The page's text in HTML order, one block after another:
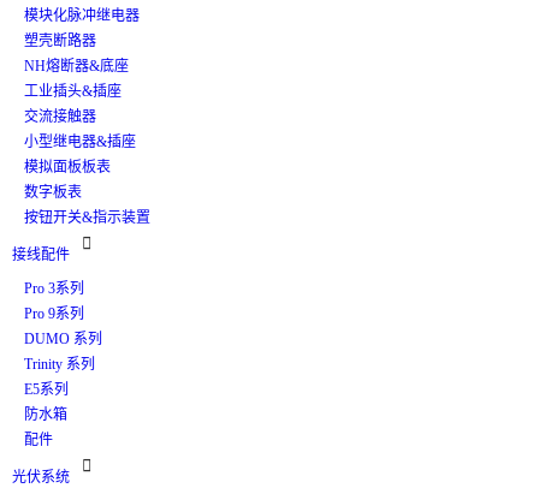
模块化脉冲继电器
塑壳断路器
NH熔断器&底座
工业插头&插座
交流接触器
小型继电器&插座
模拟面板板表
数字板表
按钮开关&指示装置
接线配件

Pro 3系列
Pro 9系列
DUMO 系列
Trinity 系列
E5系列
防水箱
配件
光伏系统
